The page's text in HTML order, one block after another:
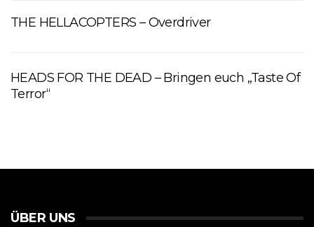
THE HELLACOPTERS – Overdriver
HEADS FOR THE DEAD – Bringen euch „Taste Of
Terror“
ÜBER UNS